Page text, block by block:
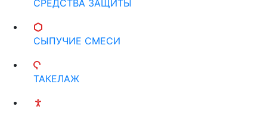
СРЕДСТВА ЗАЩИТЫ
СЫПУЧИЕ СМЕСИ
ТАКЕЛАЖ